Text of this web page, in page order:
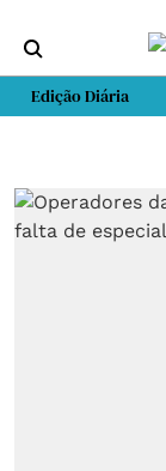
Edição Diária